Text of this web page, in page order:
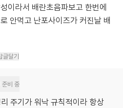
이라서 배란초음파보고 한번에
안먹고 난포사이즈가 커진날 배
글달기
준비 중
주기가 워낙 규칙적이라 항상